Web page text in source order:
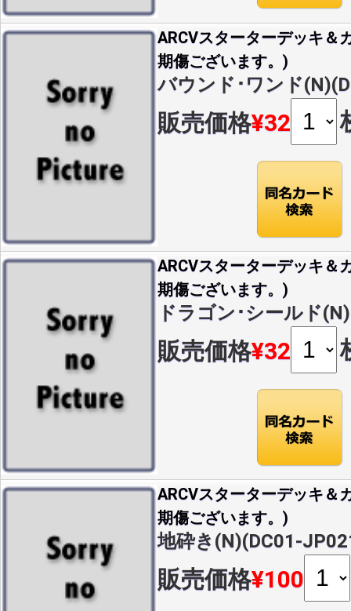
ARCVスターターデッキ＆
期傷ございます。)
バウンド･ワンド
販売価格¥32
ARCVスターターデッキ＆
期傷ございます。)
ドラゴン･シールド
販売価格¥32
ARCVスターターデッキ＆
期傷ございます。)
地砕き(N)(DC01-
販売価格¥100